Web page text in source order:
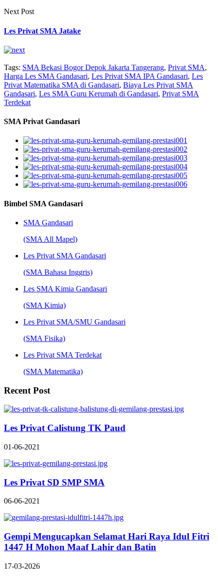
Next Post
Les Privat SMA Jatake
Tags: SMA Bekasi Bogor Depok Jakarta Tangerang, Privat SMA,
Harga Les SMA Gandasari, Les Privat SMA IPA Gandasari, Les
Privat Matematika SMA di Gandasari, Biaya Les Privat SMA
Gandasari, Les SMA Guru Kerumah di Gandasari, Privat SMA
Terdekat
SMA Privat Gandasari
Bimbel SMA Gandasari
SMA Gandasari
(SMA All Mapel)
Les Privat SMA Gandasari
(SMA Bahasa Inggris)
Les SMA Kimia Gandasari
(SMA Kimia)
Les Privat SMA/SMU Gandasari
(SMA Fisika)
Les Privat SMA Terdekat
(SMA Matematika)
Recent Post
Les Privat Calistung TK Paud
01-06-2021
Les Privat SD SMP SMA
06-06-2021
Gempi Mengucapkan Selamat Hari Raya Idul Fitri
1447 H Mohon Maaf Lahir dan Batin
17-03-2026